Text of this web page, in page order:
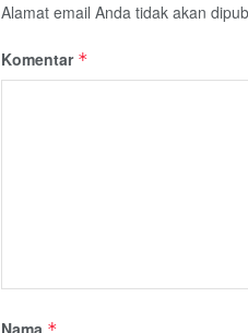
Alamat email Anda tidak akan
Komentar *